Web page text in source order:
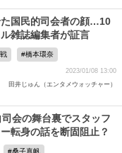
国民的司会者の顔…10
雑誌編集者が証言
橋本環奈
2023/01/08 13:00
田井じゅん（エンタメウォッチャー）
会の舞台裏でスタッフ
転身の話を断固阻止？
桑子真帆